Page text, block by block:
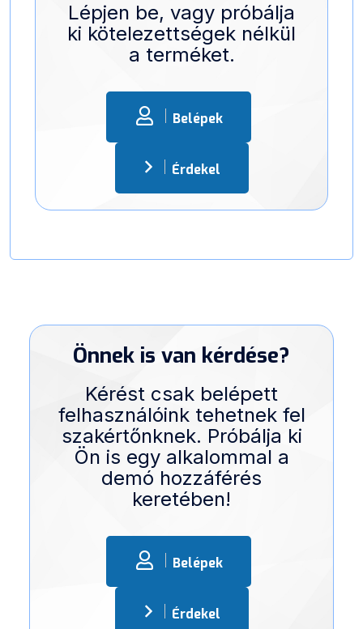
Lépjen be, vagy próbálja
ki kötelezettségek nélkül
a terméket.
Belépek
Érdekel
Önnek is van kérdése?
Kérést csak belépett
felhasználóink tehetnek fel
szakértőnknek. Próbálja ki
Ön is egy alkalommal a
demó hozzáférés
keretében!
Belépek
Érdekel